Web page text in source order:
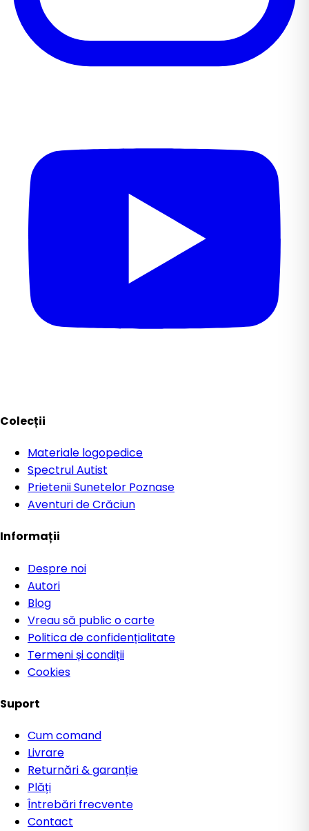
Colecții
Materiale logopedice
Spectrul Autist
Prietenii Sunetelor Poznase
Aventuri de Crăciun
Informații
Despre noi
Autori
Blog
Vreau să public o carte
Politica de confidențialitate
Termeni și condiții
Cookies
Suport
Cum comand
Livrare
Returnări & garanție
Plăți
Întrebări frecvente
Contact